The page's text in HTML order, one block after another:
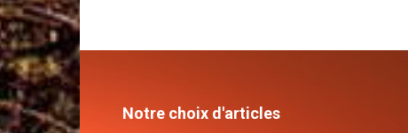
Notre choix d'articles